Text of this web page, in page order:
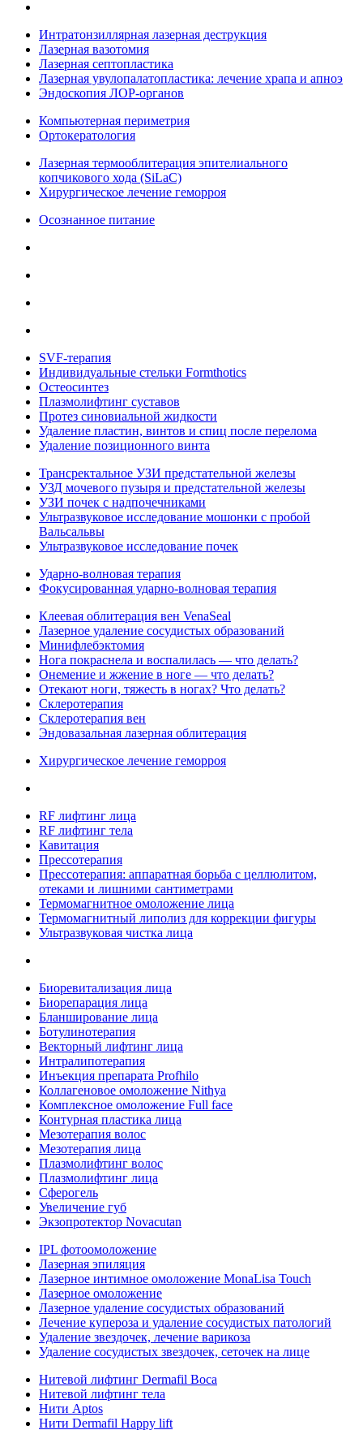
Интратонзиллярная лазерная деструкция
Лазерная вазотомия
Лазерная септопластика
Лазерная увулопалатопластика: лечение храпа и апноэ
Эндоскопия ЛОР-органов
Компьютерная периметрия
Ортокератология
Лазерная термооблитерация эпителиального
копчикового хода (SiLaC)
Хирургическое лечение геморроя
Осознанное питание
SVF-терапия
Индивидуальные стельки Formthotics
Остеосинтез
Плазмолифтинг суставов
Протез синовиальной жидкости
Удаление пластин, винтов и спиц после перелома
Удаление позиционного винта
Трансректальное УЗИ предстательной железы
УЗД мочевого пузыря и предстательной железы
УЗИ почек с надпочечниками
Ультразвуковое исследование мошонки с пробой
Вальсальвы
Ультразвуковое исследование почек
Ударно-волновая терапия
Фокусированная ударно-волновая терапия
Клеевая облитерация вен VenaSeal
Лазерное удаление сосудистых образований
Минифлебэктомия
Нога покраснела и воспалилась — что делать?
Онемение и жжение в ноге — что делать?
Отекают ноги, тяжесть в ногах? Что делать?
Склеротерапия
Склеротерапия вен
Эндовазальная лазерная облитерация
Хирургическое лечение геморроя
RF лифтинг лица
RF лифтинг тела
Кавитация
Прессотерапия
Прессотерапия: аппаратная борьба с целлюлитом,
отеками и лишними сантиметрами
Термомагнитное омоложение лица
Термомагнитный липолиз для коррекции фигуры
Ультразвуковая чистка лица
Биоревитализация лица
Биорепарация лица
Бланширование лица
Ботулинотерапия
Векторный лифтинг лица
Интралипотерапия
Инъекция препарата Profhilo
Коллагеновое омоложение Nithya
Комплексное омоложение Full face
Контурная пластика лица
Мезотерапия волос
Мезотерапия лица
Плазмолифтинг волос
Плазмолифтинг лица
Сферогель
Увеличение губ
Экзопротектор Novacutan
IPL фотоомоложение
Лазерная эпиляция
Лазерное интимное омоложение MonaLisa Touch
Лазерное омоложение
Лазерное удаление сосудистых образований
Лечение купероза и удаление сосудистых патологий
Удаление звездочек, лечение варикоза
Удаление сосудистых звездочек, сеточек на лице
Нитевой лифтинг Dermafil Boca
Нитевой лифтинг тела
Нити Aptos
Нити Dermafil Happy lift